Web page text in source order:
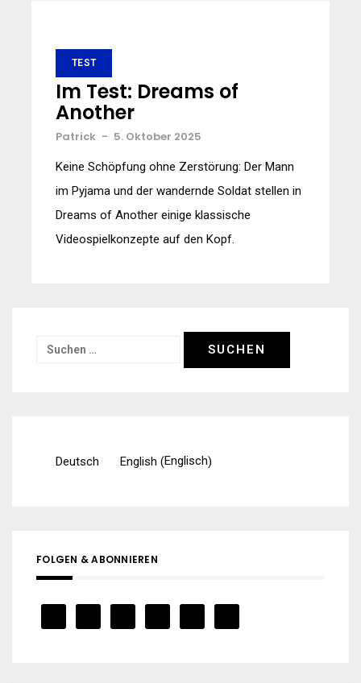
TEST
Im Test: Dreams of
Another
Patrick - 5. Oktober 2025
Keine Schöpfung ohne Zerstörung: Der Mann
im Pyjama und der wandernde Soldat stellen in
Dreams of Another einige klassische
Videospielkonzepte auf den Kopf.
Suchen
Deutsch English (Englisch)
FOLGEN & ABONNIEREN